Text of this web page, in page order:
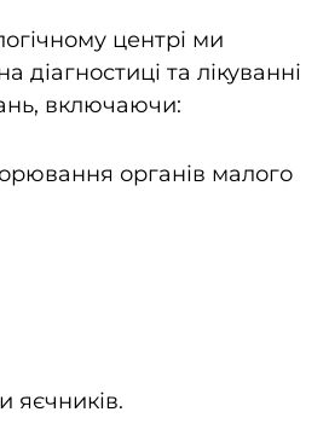
центрі ми
діагностиці та лікуванні
включаючи:
органів малого
яєчників.